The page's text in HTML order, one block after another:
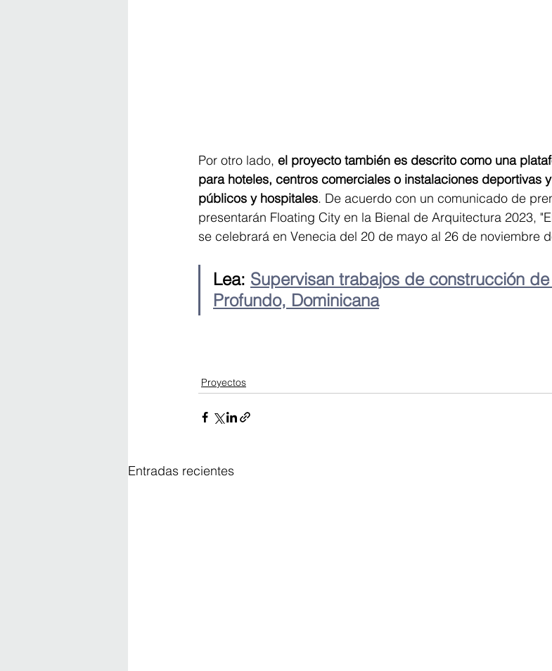
Por otro lado, el proyecto también es descrito como una
para hoteles, centros comerciales o instalaciones deportivas
públicos y hospitales. De acuerdo con un comunicado de
presentarán Floating City en la Bienal de Arquitectura 2023,
se celebrará en Venecia del 20 de mayo al 26 de noviembre
Lea: Supervisan trabajos de construcción
Profundo, Dominicana
Proyectos
Entradas recientes